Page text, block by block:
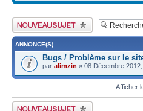
Publier un nouveau sujet
ANNONCE(S)
Bugs / Problème sur le
par alimzin » 08 Décembre 2012,
Afficher
Publier un nouveau sujet